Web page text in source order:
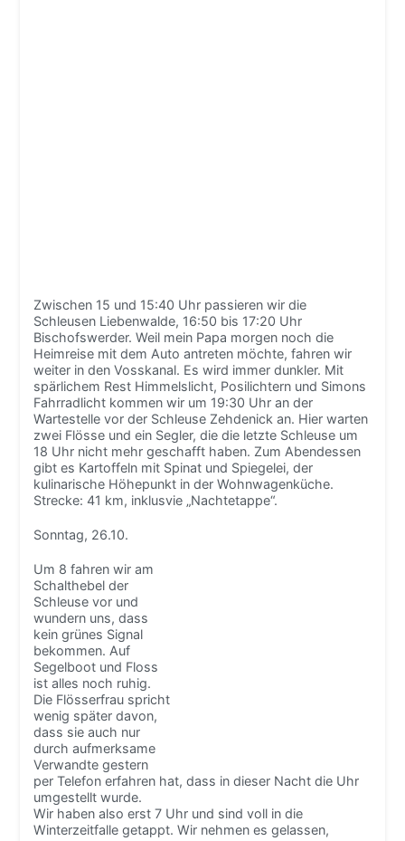
Zwischen 15 und 15:40 Uhr passieren wir die
Schleusen Liebenwalde, 16:50 bis 17:20 Uhr
Bischofswerder. Weil mein Papa morgen noch die
Heimreise mit dem Auto antreten möchte, fahren wir
weiter in den Vosskanal. Es wird immer dunkler. Mit
spärlichem Rest Himmelslicht, Posilichtern und Simons
Fahrradlicht kommen wir um 19:30 Uhr an der
Wartestelle vor der Schleuse Zehdenick an. Hier warten
zwei Flösse und ein Segler, die die letzte Schleuse um
18 Uhr nicht mehr geschafft haben. Zum Abendessen
gibt es Kartoffeln mit Spinat und Spiegelei, der
kulinarische Höhepunkt in der Wohnwagenküche.
Strecke: 41 km, inklusvie „Nachtetappe“.
Sonntag, 26.10.
Um 8 fahren wir am
Schalthebel der
Schleuse vor und
wundern uns, dass
kein grünes Signal
bekommen. Auf
Segelboot und Floss
ist alles noch ruhig.
Die Flösserfrau spricht
wenig später davon,
dass sie auch nur
durch aufmerksame
Verwandte gestern
per Telefon erfahren hat, dass in dieser Nacht die Uhr
umgestellt wurde.
Wir haben also erst 7 Uhr und sind voll in die
Winterzeitfalle getappt. Wir nehmen es gelassen,